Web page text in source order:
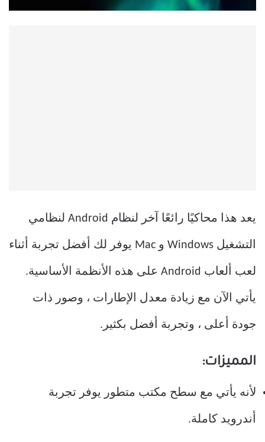
يعد هذا محاكيًا رائعًا آخر لنظام Android لنظامي
التشغيل Windows و Mac يوفر لك أفضل تجربة أثناء
لعب ألعاب Android على هذه الأنظمة الأساسية.
يأتي الآن مع زيادة معدل الإطارات ، وصور ذات
جودة أعلى ، وتجربة أفضل بكثير.
المميزات:
لأنه يأتي مع سطح مكتب متطور يوفر تجربة
أندرويد كاملة.